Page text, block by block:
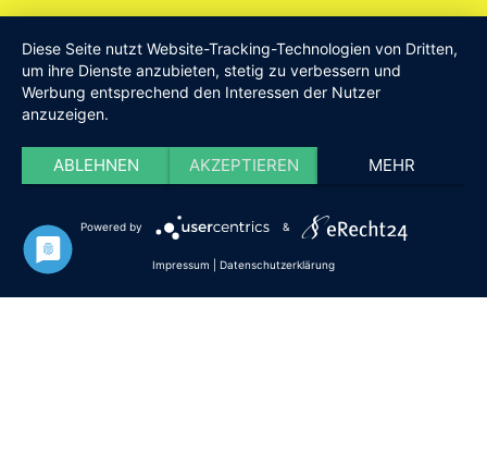
Tel:Geschäftsstelle 02371-9748599
E-Mail:info [at] DieISERLOHNER.de
Website:
Haftung
Datenschutz Satzung Impressum
Diese Seite nutzt Website-Tracking-Technologien von Dritten,
um ihre Dienste anzubieten, stetig zu verbessern und
Werbung entsprechend den Interessen der Nutzer
anzuzeigen.
ABLEHNEN AKZEPTIEREN MEHR
Powered by &
Impressum Datenschutzerklärung